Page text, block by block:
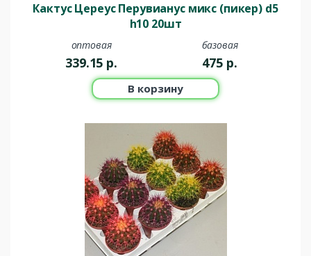
Кактус Цереус Перувианус микс (пикер) d5
h10 20шт
оптовая
339.15 р.
базовая
475 р.
В корзину